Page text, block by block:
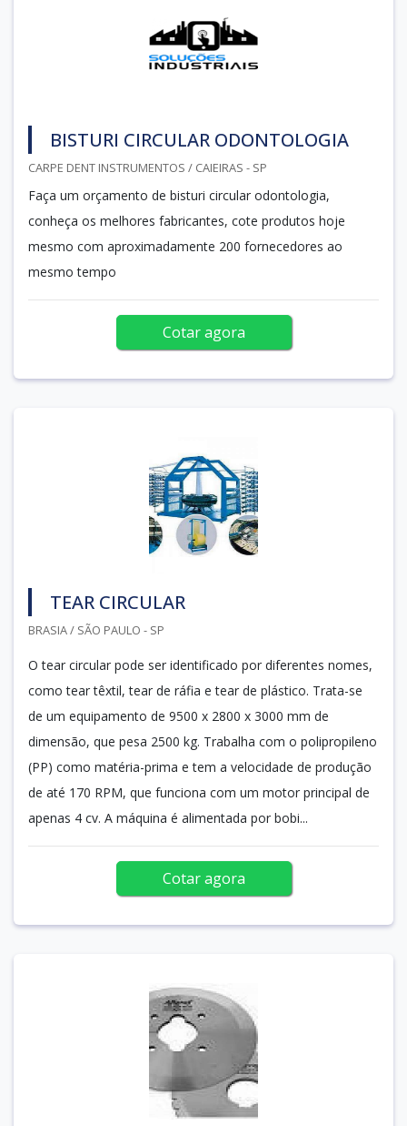
BISTURI CIRCULAR ODONTOLOGIA
CARPE DENT INSTRUMENTOS / CAIEIRAS - SP
Faça um orçamento de bisturi circular odontologia,
conheça os melhores fabricantes, cote produtos hoje
mesmo com aproximadamente 200 fornecedores ao
mesmo tempo
Cotar agora
TEAR CIRCULAR
BRASIA / SÃO PAULO - SP
O tear circular pode ser identificado por diferentes nomes,
como tear têxtil, tear de ráfia e tear de plástico. Trata-se
de um equipamento de 9500 x 2800 x 3000 mm de
dimensão, que pesa 2500 kg. Trabalha com o polipropileno
(PP) como matéria-prima e tem a velocidade de produção
de até 170 RPM, que funciona com um motor principal de
apenas 4 cv. A máquina é alimentada por bobi...
Cotar agora